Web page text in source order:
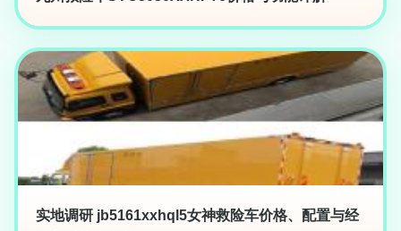
实地调研 jb5161xxhql5女神救险车价格、配置与经